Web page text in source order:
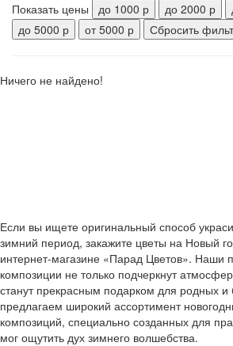
Показать цены до 1000 р до 2000 р
до 5000 р
от 5000 р Сбросить
Ничего не найдено!
Если вы ищете оригинальный способ
зимний период, закажите цветы на Новый
интернет-магазине «Парад Цветов». Наши
композиции не только подчеркнут
станут прекрасным подарком для родных и
предлагаем широкий ассортимент
композиций, специально созданных для
мог ощутить дух зимнего волшебства.